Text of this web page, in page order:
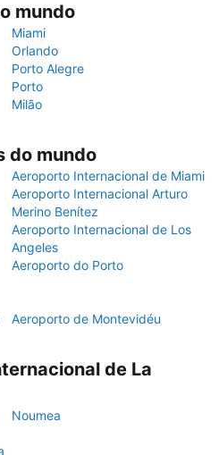
mundo
Miami
Orlando
Porto Alegre
Porto
Milão
do mundo
Aeroporto Internacional de Miami
Aeroporto Internacional Arturo
Merino Benítez
Aeroporto Internacional de Los
Angeles
Aeroporto do Porto
Aeroporto de Montevidéu
de La
Noumea